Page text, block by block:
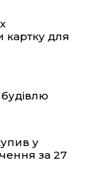
картку для
у
за 27